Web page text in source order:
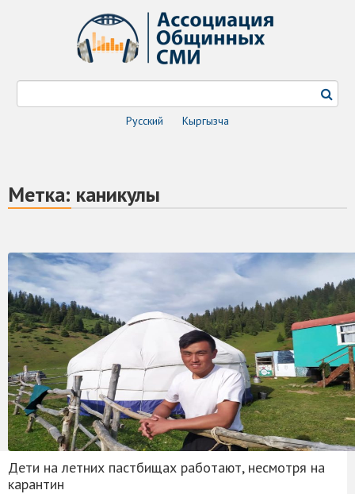
Русский Кыргызча
Метка: каникулы
Дети на летних пастбищах работают, несмотря на
карантин